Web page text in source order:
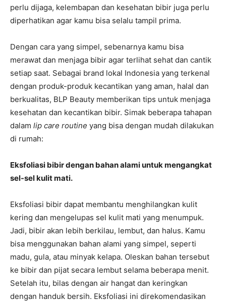
perlu dijaga, kelembapan dan kesehatan bibir juga perlu
diperhatikan agar kamu bisa selalu tampil prima.
Dengan cara yang simpel, sebenarnya kamu bisa
merawat dan menjaga bibir agar terlihat sehat dan cantik
setiap saat. Sebagai brand lokal Indonesia yang terkenal
dengan produk-produk kecantikan yang aman, halal dan
berkualitas, BLP Beauty memberikan tips untuk menjaga
kesehatan dan kecantikan bibir. Simak beberapa tahapan
dalam lip care routine yang bisa dengan mudah dilakukan
di rumah:
Eksfoliasi bibir dengan bahan alami untuk mengangkat
sel-sel kulit mati.
Eksfoliasi bibir dapat membantu menghilangkan kulit
kering dan mengelupas sel kulit mati yang menumpuk.
Jadi, bibir akan lebih berkilau, lembut, dan halus. Kamu
bisa menggunakan bahan alami yang simpel, seperti
madu, gula, atau minyak kelapa. Oleskan bahan tersebut
ke bibir dan pijat secara lembut selama beberapa menit.
Setelah itu, bilas dengan air hangat dan keringkan
dengan handuk bersih. Eksfoliasi ini direkomendasikan